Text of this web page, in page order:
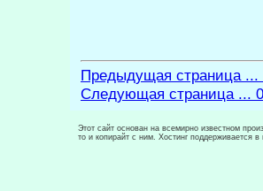
Предыдущая страница ...
Следующая страница ... 0
Этот сайт основан на всемирно известном
то и копирайт с ним. Хостинг поддерживается